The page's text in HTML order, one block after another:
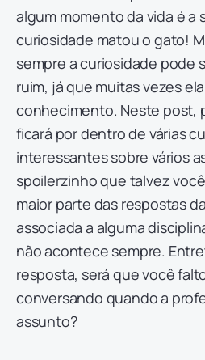
algum momento da vida é a
curiosidade matou o gato!
sempre a curiosidade pode
ruim, já que muitas vezes
conhecimento. Neste post,
ficará por dentro de várias
interessantes sobre vários
spoilerzinho que talvez
maior parte das respostas
associada a alguma
não acontece sempre.
resposta, será que você
conversando quando a
assunto?